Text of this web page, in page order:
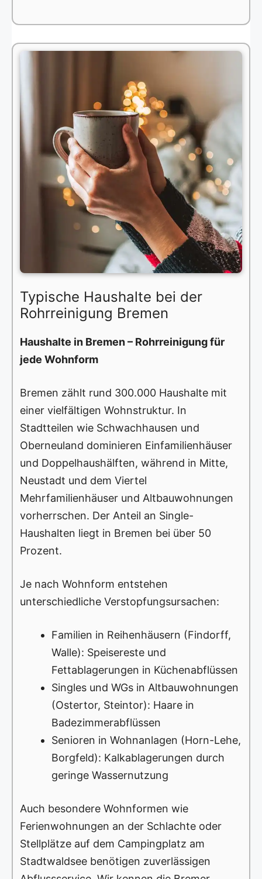
Typische Haushalte bei der
Rohrreinigung Bremen
Haushalte in Bremen – Rohrreinigung für
jede Wohnform
Bremen zählt rund 300.000 Haushalte mit
einer vielfältigen Wohnstruktur. In
Stadtteilen wie Schwachhausen und
Oberneuland dominieren Einfamilienhäuser
und Doppelhaushälften, während in Mitte,
Neustadt und dem Viertel
Mehrfamilienhäuser und Altbauwohnungen
vorherrschen. Der Anteil an Single-
Haushalten liegt in Bremen bei über 50
Prozent.
Je nach Wohnform entstehen
unterschiedliche Verstopfungsursachen:
Familien in Reihenhäusern (Findorff,
Walle): Speisereste und
Fettablagerungen in Küchenabflüssen
Singles und WGs in Altbauwohnungen
(Ostertor, Steintor): Haare in
Badezimmerabflüssen
Senioren in Wohnanlagen (Horn-Lehe,
Borgfeld): Kalkablagerungen durch
geringe Wassernutzung
Auch besondere Wohnformen wie
Ferienwohnungen an der Schlachte oder
Stellplätze auf dem Campingplatz am
Stadtwaldsee benötigen zuverlässigen